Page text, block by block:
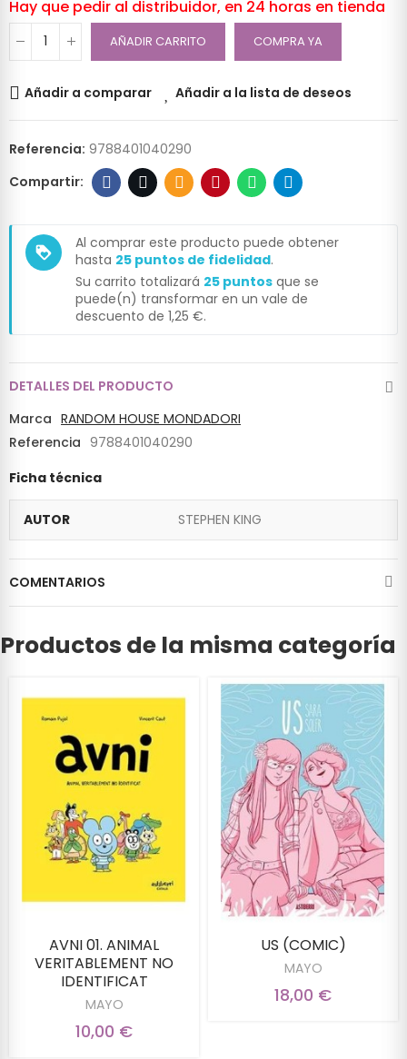
Hay que pedir al distribuidor, en 24 horas en tienda
AÑADIR CARRITO COMPRA YA
Añadir a comparar Añadir a la lista de deseos
Referencia: 9788401040290
loyalty
Al comprar este producto puede obtener
hasta 25 puntos de fidelidad.
Su carrito totalizará 25 puntos que se
puede(n) transformar en un vale de
descuento de 1,25 €.
DETALLES DEL PRODUCTO
Marca RANDOM HOUSE MONDADORI
Referencia 9788401040290
Ficha técnica
AUTOR STEPHEN KING
COMENTARIOS
Productos de la misma categoría
AVNI 01. ANIMAL
VERITABLEMENT NO
IDENTIFICAT
MAYO
10,00 €
US (COMIC)
MAYO
18,00 €